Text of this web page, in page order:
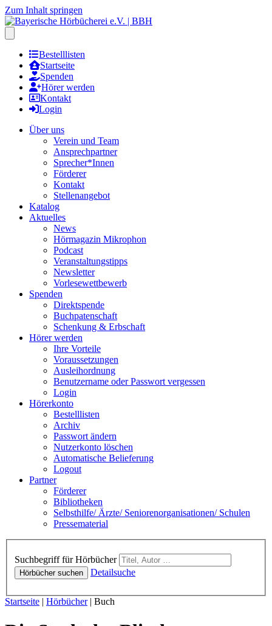
Zum Inhalt springen
Bestelllisten
Startseite
Spenden
Hörer werden
Kontakt
Login
Über uns
Verein und Team
Ansprechpartner
Sprecher*Innen
Förderer
Kontakt
Stellenangebot
Katalog
Aktuelles
News
Hörmagazin Mikrophon
Podcast
Veranstaltungstipps
Newsletter
Vorlesewettbewerb
Spenden
Direktspende
Buchpatenschaft
Schenkung & Erbschaft
Hörer werden
Ihre Vorteile
Voraussetzungen
Ausleihordnung
Benutzername oder Passwort vergessen
Login
Hörerkonto
Bestelllisten
Archiv
Passwort ändern
Nutzerkonto löschen
Automatische Belieferung
Logout
Partner
Förderer
Bibliotheken
Selbsthilfe/ Ärzte/ Seniorenorganisationen/ Schulen
Pressematerial
Suchbegriff für Hörbücher
Hörbücher suchen Detailsuche
Sie sind hier:
Startseite | Hörbücher| Buch